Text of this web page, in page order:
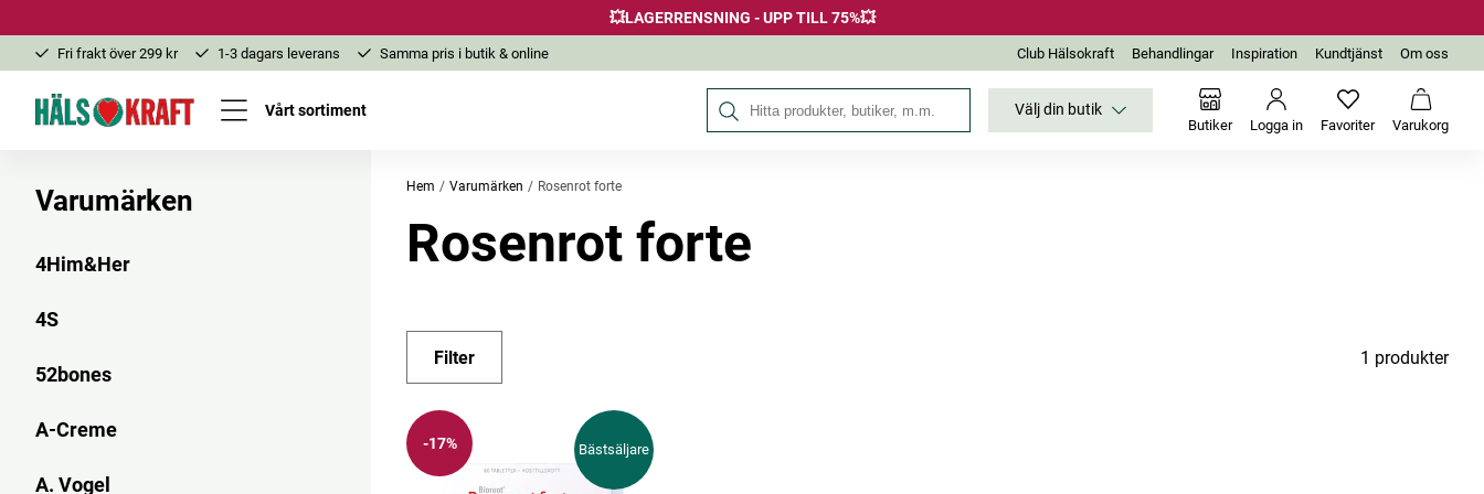
💥LAGERRENSNING - UPP TILL 75%💥
Fri frakt över 299 kr 1-3 dagars leverans Samma pris i butik & online Club Hälsokraft Behandlingar Inspiration Kundtjänst Om oss
Vårt sortiment Sök på Hälsokraft Välj din butik
Butiker Logga in FavoriterInga favoriter
Varukorg
Varumärken
4Him&Her
4S
52bones
A-Creme
A. Vogel
Hem Varumärken Rosenrot forte
Rosenrot forte
Filter 1 produkter
-17% Bästsäljare